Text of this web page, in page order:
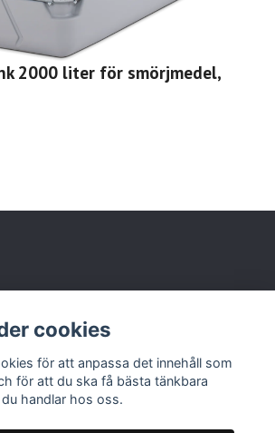
2000 liter för smörjmedel,
cookies
för att anpassa det innehåll som
för att du ska få bästa tänkbara
handlar hos oss.